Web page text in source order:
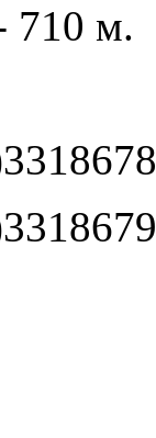
710 м.